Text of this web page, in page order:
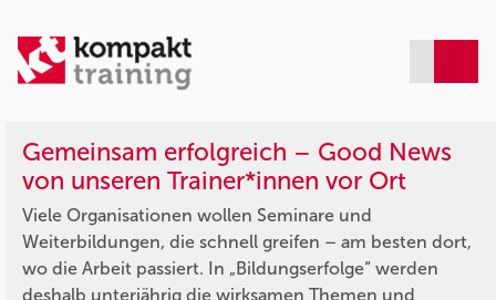
Gemeinsam erfolgreich – Good News
von unseren Trainer*innen vor Ort
Viele Organisationen wollen Seminare und
Weiterbildungen, die schnell greifen – am besten dort,
wo die Arbeit passiert. In „Bildungserfolge“ werden
deshalb unterjährig die wirksamen Themen und